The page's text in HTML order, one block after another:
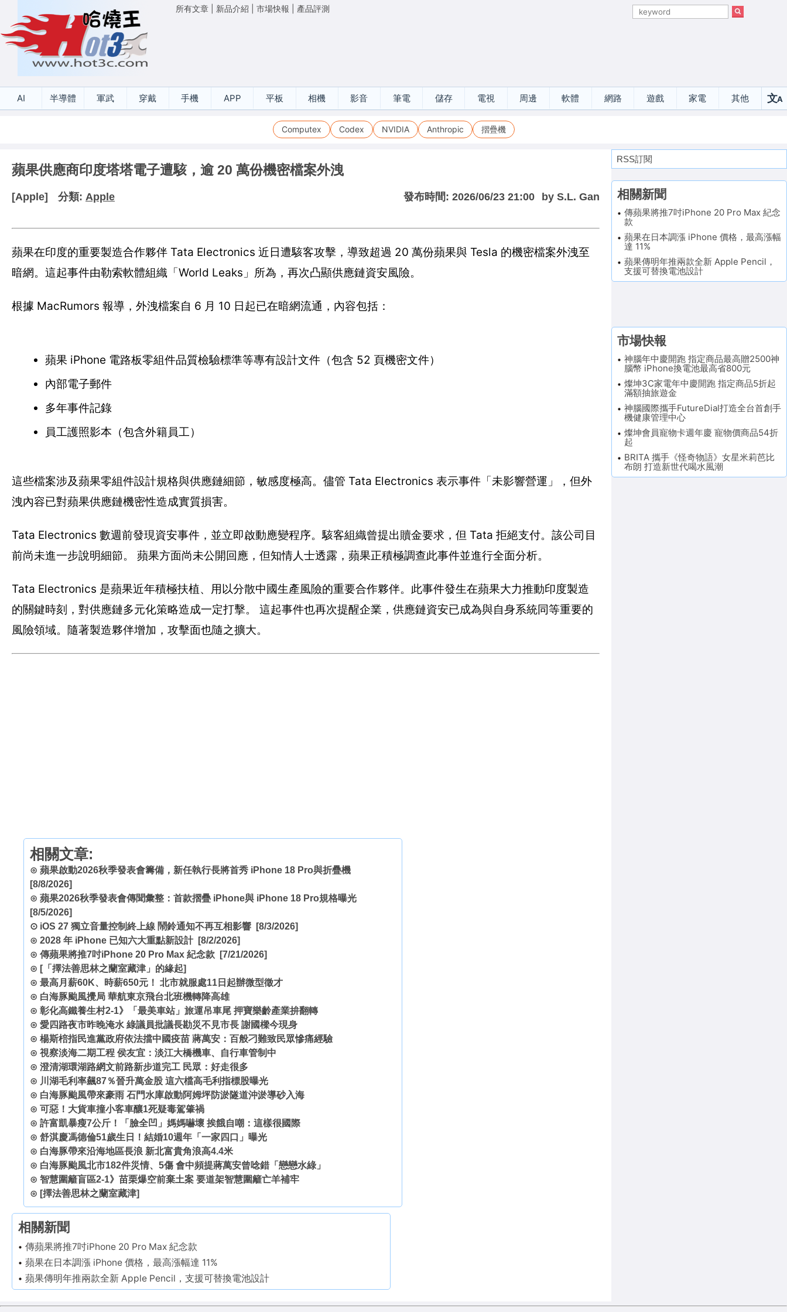
所有文章 新品介紹 市場快報 產品評測
AI 半導體 軍武 穿戴 手機 APP 平板 相機 影音 筆電 儲存 電視 周邊 軟體 網路 遊戲 家電 其他 文A
Computex Codex NVIDIA Anthropic 摺疊機
蘋果供應商印度塔塔電子遭駭，逾 20 萬份機密檔案外洩
[Apple] 分類: Apple 發布時間: 2026/06/23 21:00 by S.L. Gan
蘋果在印度的重要製造合作夥伴 Tata Electronics 近日遭駭客攻擊，導致超過 20 萬份蘋果與 Tesla 的機密檔案外洩至
暗網。這起事件由勒索軟體組織「World Leaks」所為，再次凸顯供應鏈資安風險。
根據 MacRumors 報導，外洩檔案自 6 月 10 日起已在暗網流通，內容包括：
蘋果 iPhone 電路板零組件品質檢驗標準等專有設計文件（包含 52 頁機密文件）
內部電子郵件
多年事件記錄
員工護照影本（包含外籍員工）
這些檔案涉及蘋果零組件設計規格與供應鏈細節，敏感度極高。儘管 Tata Electronics 表示事件「未影響營運」，但外
洩內容已對蘋果供應鏈機密性造成實質損害。
Tata Electronics 數週前發現資安事件，並立即啟動應變程序。駭客組織曾提出贖金要求，但 Tata 拒絕支付。該公司目
前尚未進一步說明細節。 蘋果方面尚未公開回應，但知情人士透露，蘋果正積極調查此事件並進行全面分析。
Tata Electronics 是蘋果近年積極扶植、用以分散中國生產風險的重要合作夥伴。此事件發生在蘋果大力推動印度製造
的關鍵時刻，對供應鏈多元化策略造成一定打擊。 這起事件也再次提醒企業，供應鏈資安已成為與自身系統同等重要的
風險領域。隨著製造夥伴增加，攻擊面也隨之擴大。
相關文章:
⊙ 蘋果啟動2026秋季發表會籌備，新任執行長將首秀 iPhone 18 Pro與折疊機
[8/8/2026]
⊙ 蘋果2026秋季發表會傳聞彙整：首款摺疊 iPhone與 iPhone 18 Pro規格曝光
[8/5/2026]
⊙ iOS 27 獨立音量控制終上線 鬧鈴通知不再互相影響 [8/3/2026]
⊙ 2028 年 iPhone 已知六大重點新設計 [8/2/2026]
⊙ 傳蘋果將推7吋iPhone 20 Pro Max 紀念款 [7/21/2026]
⊙ [「擇法善思林之蘭室藏津」的緣起]
⊙ 最高月薪60K、時薪650元！ 北市就服處11日起辦微型徵才
⊙ 白海豚颱風攪局 華航東京飛台北班機轉降高雄
⊙ 彰化高鐵養生村2-1》「最美車站」旅運吊車尾 押寶樂齡產業拚翻轉
⊙ 愛四路夜市昨晚淹水 綠議員批議長勘災不見市長 謝國樑今現身
⊙ 楊斯棓指民進黨政府依法擋中國疫苗 蔣萬安：百般刁難致民眾慘痛經驗
⊙ 視察淡海二期工程 侯友宜：淡江大橋機車、自行車管制中
⊙ 澄清湖環湖路網文前路新步道完工 民眾：好走很多
⊙ 川湖毛利率飆87％晉升萬金股 這六檔高毛利指標股曝光
⊙ 白海豚颱風帶來豪雨 石門水庫啟動阿姆坪防淤隧道沖淤導砂入海
⊙ 可惡！大貨車撞小客車釀1死疑毒駕肇禍
⊙ 許富凱暴瘦7公斤！「臉全凹」媽媽嚇壞 挨餓自嘲：這樣很國際
⊙ 舒淇慶馮德倫51歲生日！結婚10週年「一家四口」曝光
⊙ 白海豚帶來沿海地區長浪 新北富貴角浪高4.4米
⊙ 白海豚颱風北市182件災情、5傷 會中頻提蔣萬安曾唸錯「戀戀水綠」
⊙ 智慧圍籬盲區2-1》苗栗爆空前棄土案 要道架智慧圍籬亡羊補牢
⊙ [擇法善思林之蘭室藏津]
相關新聞
傳蘋果將推7吋iPhone 20 Pro Max 紀念款
蘋果在日本調漲 iPhone 價格，最高漲幅達 11%
蘋果傳明年推兩款全新 Apple Pencil，支援可替換電池設計
RSS訂閱
相關新聞
傳蘋果將推7吋iPhone 20 Pro Max 紀念
款
蘋果在日本調漲 iPhone 價格，最高漲幅
達 11%
蘋果傳明年推兩款全新 Apple Pencil，
支援可替換電池設計
市場快報
神腦年中慶開跑 指定商品最高贈2500神
腦幣 iPhone換電池最高省800元
燦坤3C家電年中慶開跑 指定商品5折起
滿額抽旅遊金
神腦國際攜手FutureDial打造全台首創手
機健康管理中心
燦坤會員寵物卡週年慶 寵物價商品54折
起
BRITA 攜手《怪奇物語》女星米莉芭比
布朗 打造新世代喝水風潮